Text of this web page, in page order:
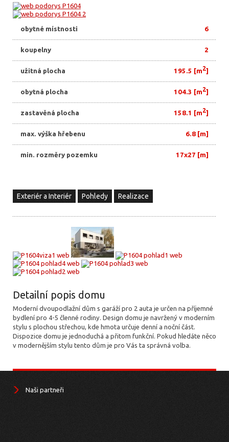
obytné místnosti 6
koupelny 2
užitná plocha 195.5 [m2]
obytná plocha 104.3 [m2]
zastavěná plocha 158.1 [m2]
max. výška hřebenu 6.8 [m]
min. rozměry pozemku 17x27 [m]
Exteriér a Interiér Pohledy Realizace
Detailní popis domu
Moderní dvoupodlažní dům s garáží pro 2 auta je určen na příjemné
bydlení pro 4-5 členné rodiny. Design domu je navržený v moderním
stylu s plochou střechou, kde hmota určuje denní a noční část.
Dispozice domu je jednoduchá a přitom funkční. Pokud hledáte něco
v modernějším stylu tento dům je pro Vás ta správná volba.
Naši partneři